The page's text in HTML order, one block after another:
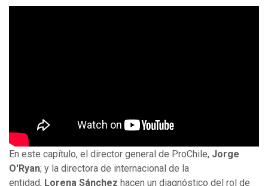
En este capítulo, el director general de ProChile, Jorge
O'Ryan; y la directora de internacional de la
entidad, Lorena Sánchez hacen un diagnóstico del rol de